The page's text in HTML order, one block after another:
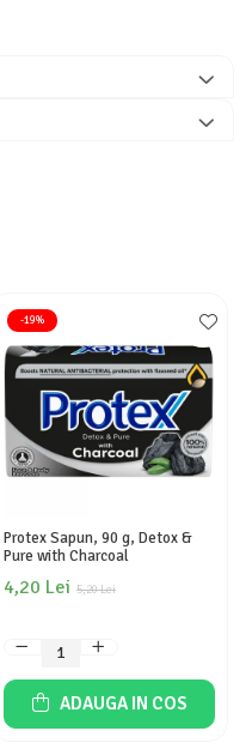
-19%
Protex Sapun, 90 g, Detox &
Pure with Charcoal
5,20 Lei
4,20 Lei
ADAUGA IN COS